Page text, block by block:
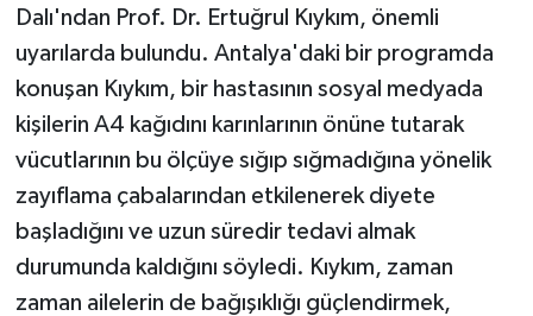
Dalı'ndan Prof. Dr. Ertuğrul Kıykım, önemli
uyarılarda bulundu. Antalya'daki bir programda
konuşan Kıykım, bir hastasının sosyal medyada
kişilerin A4 kağıdını karınlarının önüne tutarak
vücutlarının bu ölçüye sığıp sığmadığına yönelik
zayıflama çabalarından etkilenerek diyete
başladığını ve uzun süredir tedavi almak
durumunda kaldığını söyledi. Kıykım, zaman
zaman ailelerin de bağışıklığı güçlendirmek,